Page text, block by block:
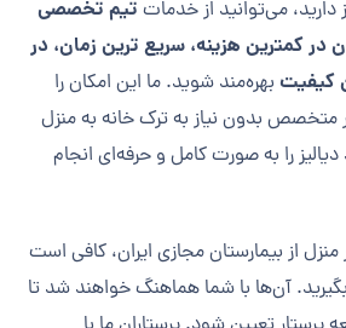
دارید، می‌توانید از خدمات تیم تخصصی
در کمترین هزینه، سریع ترین زمان، در
کیفیت بهره‌مند شوید. ما این امکان را
متخصص بدون نیاز به ترک خانه به منزل
را به صورت کامل و حرفه‌ای انجام
منزل از بیمارستان مجازی ایران، کافی است
آن‌ها با شما هماهنگ خواهند شد تا